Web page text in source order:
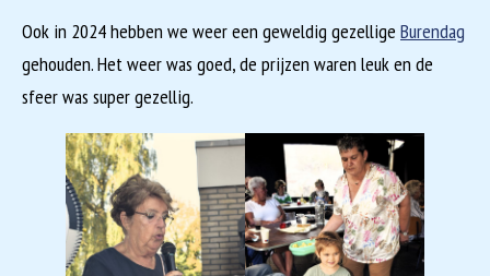
Ook in 2024 hebben we weer een geweldig gezellige Burendag
gehouden. Het weer was goed, de prijzen waren leuk en de
sfeer was super gezellig.